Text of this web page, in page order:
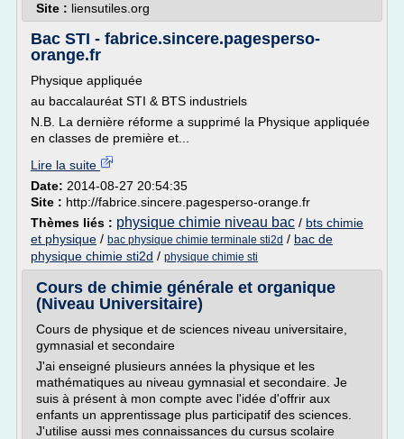
Site : liensutiles.org
Bac STI - fabrice.sincere.pagesperso-
orange.fr
Physique appliquée
au baccalauréat STI & BTS industriels
N.B. La dernière réforme a supprimé la Physique appliquée
en classes de première et...
Lire la suite
Date: 2014-08-27 20:54:35
Site : http://fabrice.sincere.pagesperso-orange.fr
Thèmes liés : physique chimie niveau bac / bts chimie
et physique / bac physique chimie terminale sti2d / bac de
physique chimie sti2d / physique chimie sti
Cours de chimie générale et organique
(Niveau Universitaire)
Cours de physique et de sciences niveau universitaire,
gymnasial et secondaire
J'ai enseigné plusieurs années la physique et les
mathématiques au niveau gymnasial et secondaire. Je
suis à présent à mon compte avec l'idée d'offrir aux
enfants un apprentissage plus participatif des sciences.
J'utilise aussi mes connaissances du cursus scolaire